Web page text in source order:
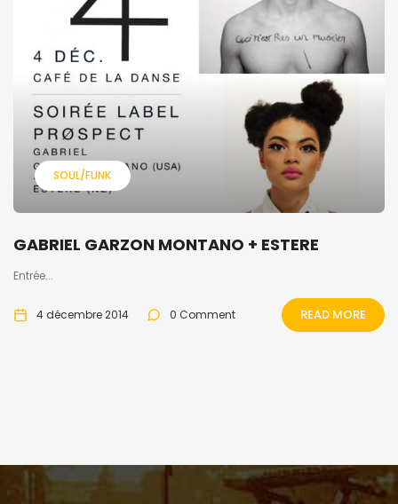
SOUL/FUNK
GABRIEL GARZON MONTANO + ESTERE
Entrée...
4 décembre 2014 0 Comment READ MORE